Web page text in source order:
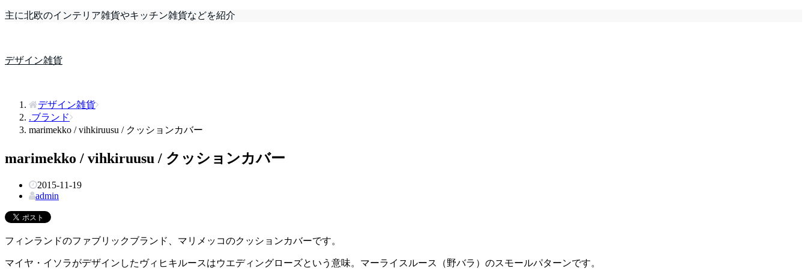
主に北欧のインテリア雑貨やキッチン雑貨などを紹介
デザイン雑貨
デザイン雑貨
.ブランド
marimekko / vihkiruusu / クッションカバー
marimekko / vihkiruusu / クッションカバー
2015-11-19
admin
フィンランドのファブリックブランド、マリメッコのクッションカバーです。
マイヤ・イソラがデザインしたヴィヒキルースはウエディングローズという意味。マーライスルース（野バラ）のスモールパターンです。